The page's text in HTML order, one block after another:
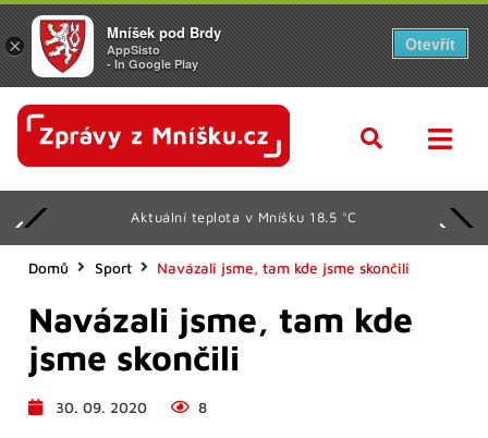
Aktuální teplota v Mníšku 18.5 °C
Domů Sport Navázali jsme, tam kde jsme skončili
Navázali jsme, tam kde
jsme skončili
30. 09. 2020 8
×
Mníšek pod Brdy
AppSisto
- In Google Play
Otevřít